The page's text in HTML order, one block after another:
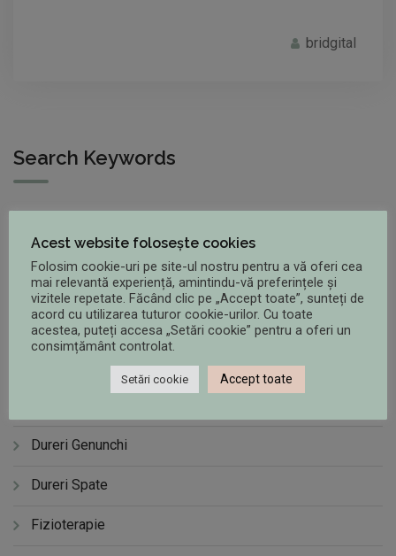
bridgital
Search Keywords
Categorii
Dureri Genunchi
Dureri Spate
Fizioterapie
Acest website folosește cookies
Folosim cookie-uri pe site-ul nostru pentru a vă oferi cea
mai relevantă experiență, amintindu-vă preferințele și
vizitele repetate. Făcând clic pe „Accept toate”, sunteți de
acord cu utilizarea tuturor cookie-urilor. Cu toate
acestea, puteți accesa „Setări cookie” pentru a oferi un
consimțământ controlat.
Setări cookie Accept toate